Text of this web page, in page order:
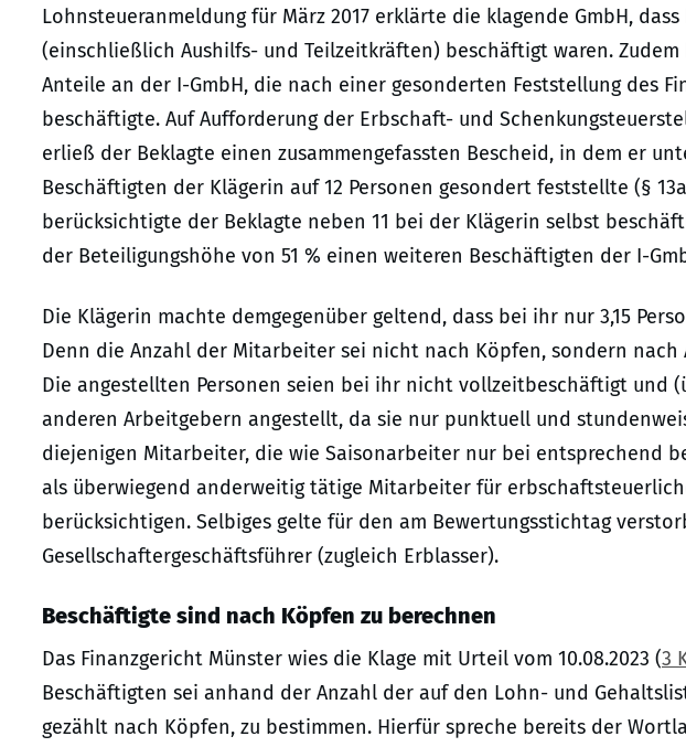
Lohnsteueranmeldung für März 2017 erklärte die klagende GmbH,
(einschließlich Aushilfs- und Teilzeitkräften) beschäftigt waren.
Anteile an der I-GmbH, die nach einer gesonderten Feststellung des
beschäftigte. Auf Aufforderung der Erbschaft- und
erließ der Beklagte einen zusammengefassten Bescheid, in dem er
Beschäftigten der Klägerin auf 12 Personen gesondert feststellte (§
berücksichtigte der Beklagte neben 11 bei der Klägerin selbst
der Beteiligungshöhe von 51 % einen weiteren Beschäftigten der I-
Die Klägerin machte demgegenüber geltend, dass bei ihr nur 3,15
Denn die Anzahl der Mitarbeiter sei nicht nach Köpfen, sondern
Die angestellten Personen seien bei ihr nicht vollzeitbeschäftigt und
anderen Arbeitgebern angestellt, da sie nur punktuell und
diejenigen Mitarbeiter, die wie Saisonarbeiter nur bei entsprechend
als überwiegend anderweitig tätige Mitarbeiter für
berücksichtigen. Selbiges gelte für den am Bewertungsstichtag
Gesellschaftergeschäftsführer (zugleich Erblasser).
Beschäftigte sind nach Köpfen zu berechnen
Das Finanzgericht Münster wies die Klage mit Urteil vom 10.08.2023 (3
Beschäftigten sei anhand der Anzahl der auf den Lohn- und
gezählt nach Köpfen, zu bestimmen. Hierfür spreche bereits der